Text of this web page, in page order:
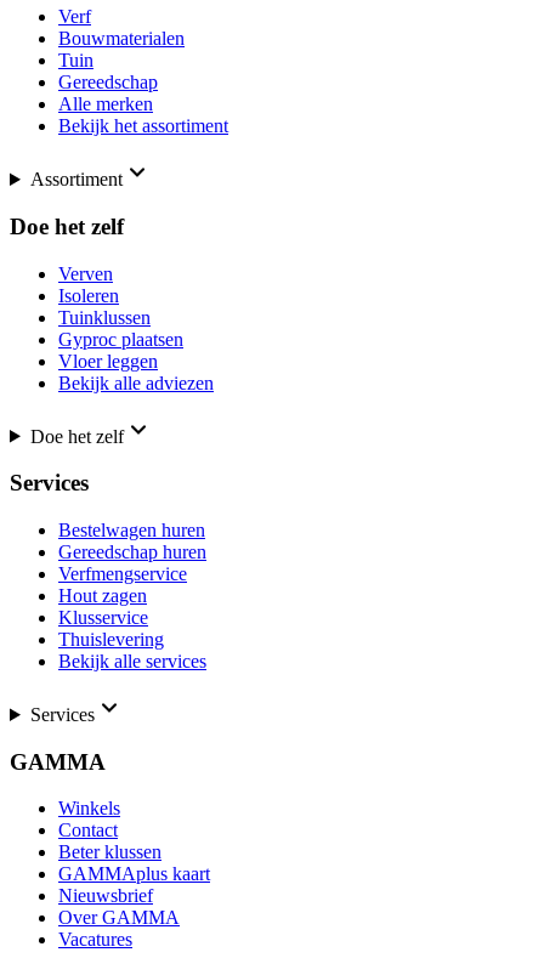
Verf
Bouwmaterialen
Tuin
Gereedschap
Alle merken
Bekijk het assortiment
Assortiment
Doe het zelf
Verven
Isoleren
Tuinklussen
Gyproc plaatsen
Vloer leggen
Bekijk alle adviezen
Doe het zelf
Services
Bestelwagen huren
Gereedschap huren
Verfmengservice
Hout zagen
Klusservice
Thuislevering
Bekijk alle services
Services
GAMMA
Winkels
Contact
Beter klussen
GAMMAplus kaart
Nieuwsbrief
Over GAMMA
Vacatures